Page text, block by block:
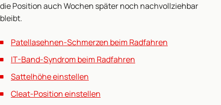
die Position auch Wochen später noch nachvollziehbar
bleibt.
Patellasehnen-Schmerzen beim Radfahren
IT-Band-Syndrom beim Radfahren
Sattelhöhe einstellen
Cleat-Position einstellen